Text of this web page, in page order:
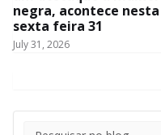
negra, acontece nesta
sexta feira 31
July 31, 2026